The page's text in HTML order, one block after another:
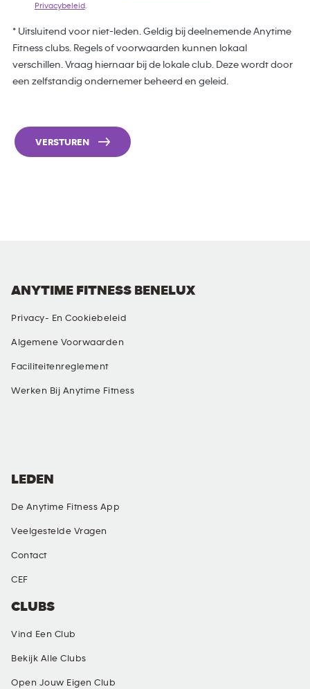
Privacybeleid.
* Uitsluitend voor niet-leden. Geldig bij deelnemende Anytime
Fitness clubs. Regels of voorwaarden kunnen lokaal
verschillen. Vraag hiernaar bij de lokale club. Deze wordt door
een zelfstandig ondernemer beheerd en geleid.
VERSTUREN
ANYTIME FITNESS BENELUX
Privacy- En Cookiebeleid
Algemene Voorwaarden
Faciliteitenreglement
Werken Bij Anytime Fitness
CLUBS
Vind Een Club
Bekijk Alle Clubs
Open Jouw Eigen Club
LEDEN
De Anytime Fitness App
Veelgestelde Vragen
Contact
CEF